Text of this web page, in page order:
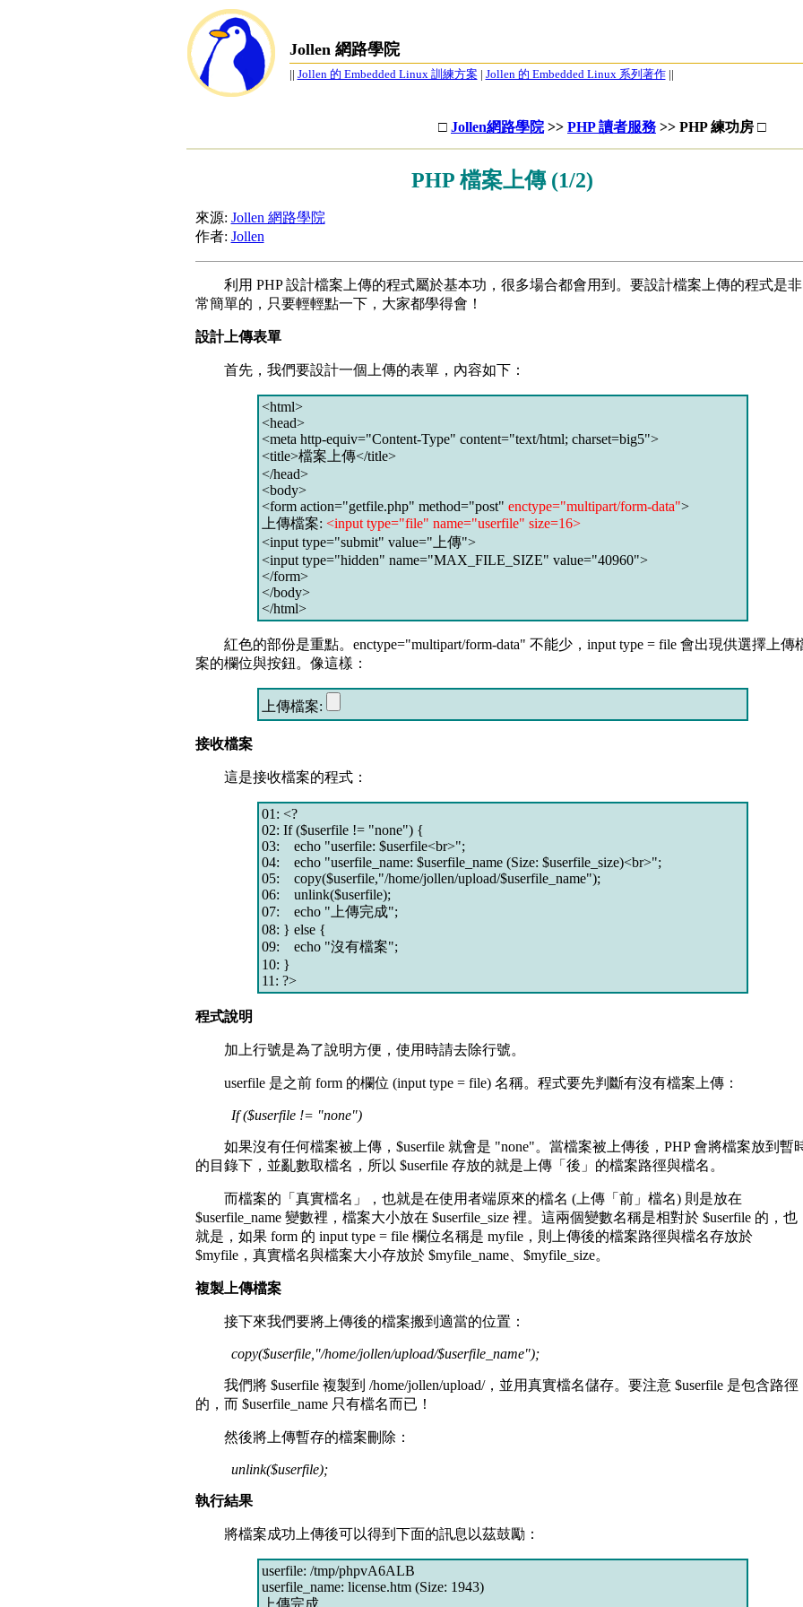
Jollen 網路學院
|| Jollen 的 Embedded Linux 訓練方案| Jollen 的 Embedded Linux 系列著作||
□ Jollen網路學院>> PHP 讀者服務 >> PHP 練功房 □
PHP 檔案上傳 (1/2)
來源: Jollen 網路學院
作者: Jollen
利用 PHP 設計檔案上傳的程式屬於基本功，很多場合都會用到。要設計檔案上傳的程式是非
常簡單的，只要輕輕點一下，大家都學得會！
設計上傳表單
首先，我們要設計一個上傳的表單，內容如下：
<html>
<head>
<meta http-equiv="Content-Type" content="text/html; charset=big5">
<title>檔案上傳</title>
</head>
<body>
<form action="getfile.php" method="post" enctype="multipart/form-data">
上傳檔案: <input type="file" name="userfile" size=16>
<input type="submit" value="上傳">
<input type="hidden" name="MAX_FILE_SIZE" value="40960">
</form>
</body>
</html>
紅色的部份是重點。enctype="multipart/form-data" 不能少，input type = file 會出現供選擇上傳
案的欄位與按鈕。像這樣：
上傳檔案:
接收檔案
這是接收檔案的程式：
01: <?
02: If ($userfile != "none") {
03: echo "userfile: $userfile<br>";
04: echo "userfile_name: $userfile_name (Size: $userfile_size)<br>";
05: copy($userfile,"/home/jollen/upload/$userfile_name");
06: unlink($userfile);
07: echo "上傳完成";
08: } else {
09: echo "沒有檔案";
10: }
11: ?>
程式說明
加上行號是為了說明方便，使用時請去除行號。
userfile 是之前 form 的欄位 (input type = file) 名稱。程式要先判斷有沒有檔案上傳：
If ($userfile != "none")
如果沒有任何檔案被上傳，$userfile 就會是 "none"。當檔案被上傳後，PHP 會將檔案放到暫
的目錄下，並亂數取檔名，所以 $userfile 存放的就是上傳「後」的檔案路徑與檔名。
而檔案的「真實檔名」，也就是在使用者端原來的檔名 (上傳「前」檔名) 則是放在
$userfile_name 變數裡，檔案大小放在 $userfile_size 裡。這兩個變數名稱是相對於 $userfile 的，也
就是，如果 form 的 input type = file 欄位名稱是 myfile，則上傳後的檔案路徑與檔名存放於
$myfile，真實檔名與檔案大小存放於 $myfile_name、$myfile_size。
複製上傳檔案
接下來我們要將上傳後的檔案搬到適當的位置：
copy($userfile,"/home/jollen/upload/$userfile_name");
我們將 $userfile 複製到 /home/jollen/upload/，並用真實檔名儲存。要注意 $userfile 是包含路徑
的，而 $userfile_name 只有檔名而已！
然後將上傳暫存的檔案刪除：
unlink($userfile);
執行結果
將檔案成功上傳後可以得到下面的訊息以茲鼓勵：
userfile: /tmp/phpvA6ALB
userfile_name: license.htm (Size: 1943)
上傳完成